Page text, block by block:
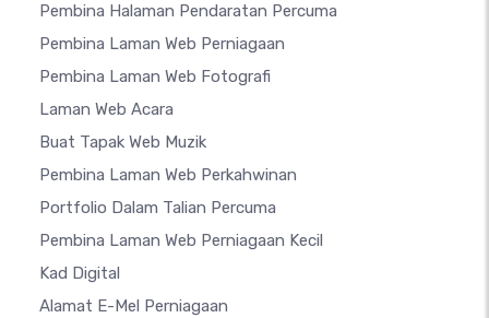
Pembina Halaman Pendaratan Percuma
Pembina Laman Web Perniagaan
Pembina Laman Web Fotografi
Laman Web Acara
Buat Tapak Web Muzik
Pembina Laman Web Perkahwinan
Portfolio Dalam Talian Percuma
Pembina Laman Web Perniagaan Kecil
Kad Digital
Alamat E-Mel Perniagaan